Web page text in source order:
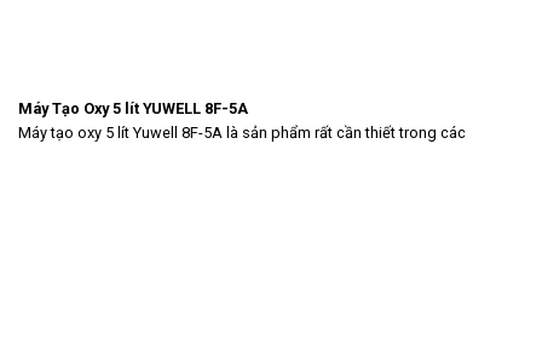
Máy Tạo Oxy 5 lít YUWELL 8F-5A
Máy tạo oxy 5 lít Yuwell 8F-5A là sản phẩm rất cần thiết trong các